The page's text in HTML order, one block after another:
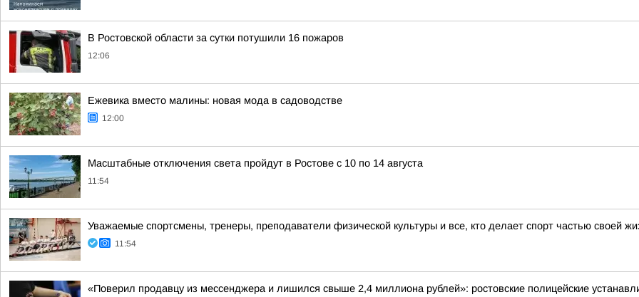
В Ростовской области за сутки потушили 16 пожаров
12:06
Ежевика вместо малины: новая мода в садоводстве
12:00
Масштабные отключения света пройдут в Ростове с 10 по 14 августа
11:54
Уважаемые спортсмены, тренеры, преподаватели физической культуры и все, кто делает спорт частью своей
11:54
«Поверил продавцу из мессенджера и лишился свыше 2,4 миллиона рублей»: ростовские полицейские